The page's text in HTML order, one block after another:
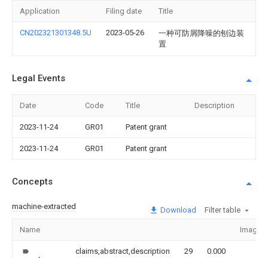
Application Filing date Title
CN202321301348.5U 2023-05-26
一种可防屑降噪的刨边装
置
Legal Events
Date Code Title Description
2023-11-24 GR01 Patent grant
2023-11-24 GR01 Patent grant
Concepts
machine-extracted Download Filter table
Name Image
claims,abstract,description 29 0.000